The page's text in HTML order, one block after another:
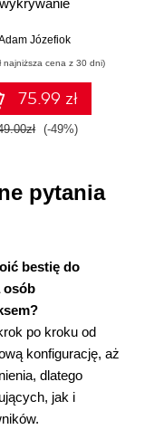
kopii
(47)
RAM (51)
(54)
osobnej partycji
w pliku (67)
i wyszukiwanie
(69)
(77)
(81)
użytkowników
wykrywanie
Józefiok
najniższa cena z 30 dni)
75.99 zł
(-49%)
pytania
bestię do
osób
po kroku od
konfigurację, aż
dlatego
jak i